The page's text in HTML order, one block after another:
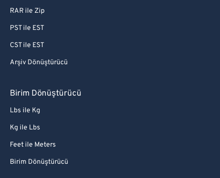
RAR ile Zip
PST ile EST
CST ile EST
Arşiv Dönüştürücü
Birim Dönüştürücü
Lbs ile Kg
Kg ile Lbs
Feet ile Meters
Birim Dönüştürücü